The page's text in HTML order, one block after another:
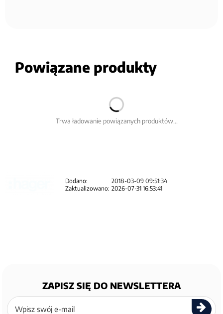
Powiązane produkty
Trwa ładowanie powiązanych produktów...
Dodano:
2018-03-09 09:51:34
Zaktualizowano: 2026-07-31 16:53:41
ZAPISZ SIĘ DO NEWSLETTERA
Zapisz
się